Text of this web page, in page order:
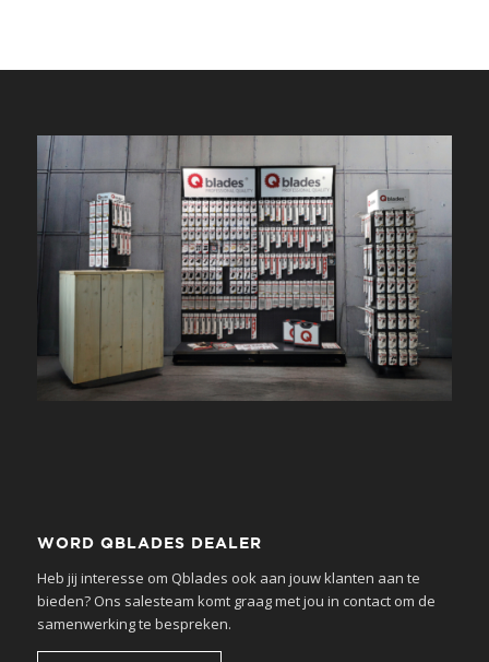
WORD QBLADES DEALER
Heb jij interesse om Qblades ook aan jouw klanten aan te
bieden? Ons salesteam komt graag met jou in contact om de
samenwerking te bespreken.